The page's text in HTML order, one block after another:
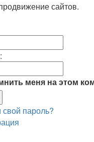
сайтов.
меня на этом
пароль?